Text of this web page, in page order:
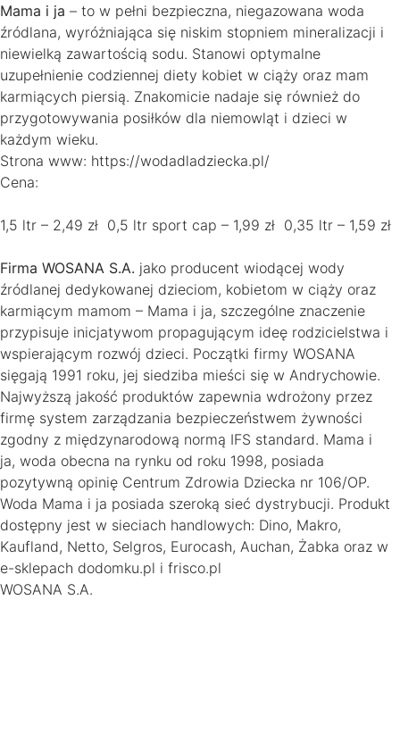
Mama i ja – to w pełni bezpieczna, niegazowana woda
źródlana, wyróżniająca się niskim stopniem mineralizacji i
niewielką zawartością sodu. Stanowi optymalne
uzupełnienie codziennej diety kobiet w ciąży oraz mam
karmiących piersią. Znakomicie nadaje się również do
przygotowywania posiłków dla niemowląt i dzieci w
każdym wieku.
Strona www: https://wodadladziecka.pl/
Cena:
1,5 ltr – 2,49 zł 0,5 ltr sport cap – 1,99 zł 0,35 ltr – 1,59 zł
Firma WOSANA S.A. jako producent wiodącej wody
źródlanej dedykowanej dzieciom, kobietom w ciąży oraz
karmiącym mamom – Mama i ja, szczególne znaczenie
przypisuje inicjatywom propagującym ideę rodzicielstwa i
wspierającym rozwój dzieci. Początki firmy WOSANA
sięgają 1991 roku, jej siedziba mieści się w Andrychowie.
Najwyższą jakość produktów zapewnia wdrożony przez
firmę system zarządzania bezpieczeństwem żywności
zgodny z międzynarodową normą IFS standard. Mama i
ja, woda obecna na rynku od roku 1998, posiada
pozytywną opinię Centrum Zdrowia Dziecka nr 106/OP.
Woda Mama i ja posiada szeroką sieć dystrybucji. Produkt
dostępny jest w sieciach handlowych: Dino, Makro,
Kaufland, Netto, Selgros, Eurocash, Auchan, Żabka oraz w
e-sklepach dodomku.pl i frisco.pl
WOSANA S.A.